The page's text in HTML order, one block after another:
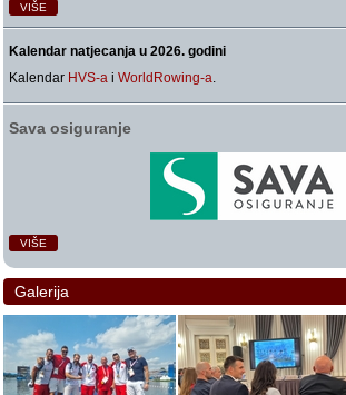
VIŠE
Kalendar natjecanja u 2026. godini
Kalendar HVS-a iWorldRowing-a.
Sava osiguranje
VIŠE
Galerija